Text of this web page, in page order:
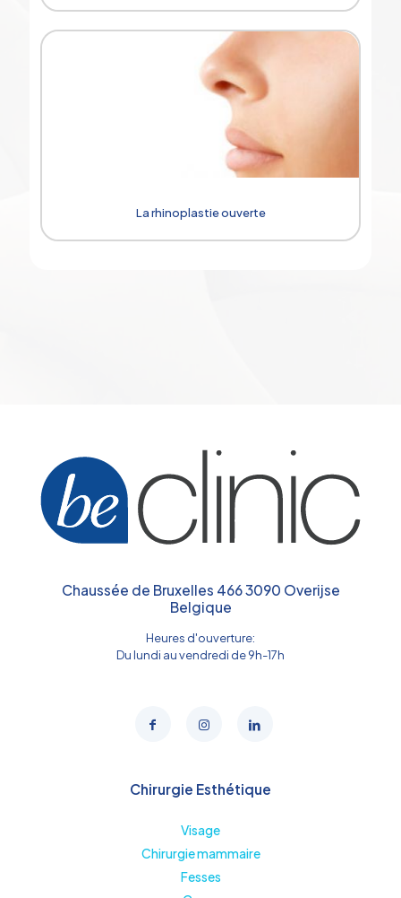
La rhinoplastie ouverte
Chaussée de Bruxelles 466 3090 Overijse
Belgique
Heures d'ouverture:
Du lundi au vendredi de 9h-17h
Chirurgie Esthétique
Visage
Chirurgie mammaire
Fesses